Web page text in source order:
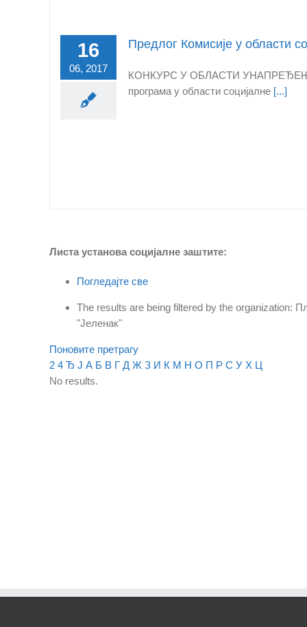
16
06, 2017
Предлог Комисије у области
КОНКУРС У ОБЛАСТИ УНАПРЕЂЕЊА
програма у области социјалне [...]
Листа установа социјалне заштите:
Погледајте све
The results are being filtered by the organization:
"Јеленак"
Поновите претрагу
2 4 Ђ Ј А Б В Г Д Ж З И К М Н О П Р С У Х Ц
No results.